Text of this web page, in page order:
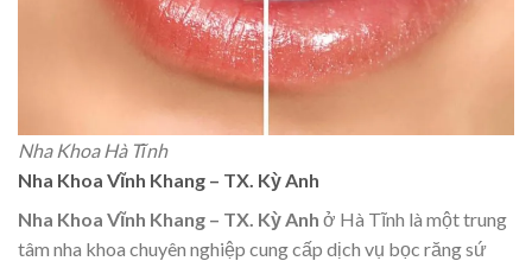
Nha Khoa Hà Tĩnh
Nha Khoa Vĩnh Khang – TX. Kỳ Anh
Nha Khoa Vĩnh Khang – TX. Kỳ Anh ở Hà Tĩnh là một trung
tâm nha khoa chuyên nghiệp cung cấp dịch vụ bọc răng sứ